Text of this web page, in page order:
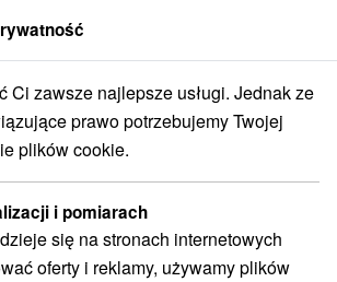
Kláštor Obecný penzión Červený Kláštor
Červený Kláštor
I WYBÓR OFERTY
Ci zawsze najlepsze usługi. Jednak ze
prawo potrzebujemy Twojej
plików cookie.
i pomiarach
się na stronach internetowych
oferty i reklamy, używamy plików